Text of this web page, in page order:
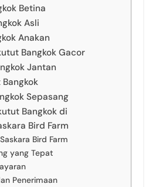
Betina
Asli
Anakan
Bangkok Gacor
Jantan
Sepasang
Bangkok di
Bird Farm
Bird Farm
yang Tepat
Penerimaan